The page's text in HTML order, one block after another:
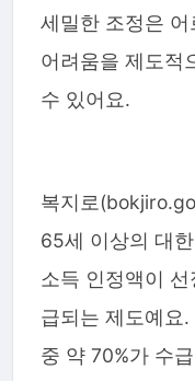
세밀한 조정은
어려움을 제도적
수 있어요.
복지로
65세 이상의 대
소득 인정액이
급되는 제도예요
중 약 70%가 수